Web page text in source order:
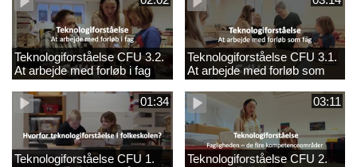
Teknologiforståelse CFU 3.2.
At arbejde med forløb i fag
Teknologiforståelse CFU 3.1.
At arbejde med forløb som
fag
01:34
Teknologiforståelse CFU 1.
03:11
Teknologiforståelse CFU 2.